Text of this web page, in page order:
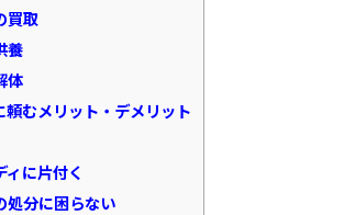
買取
養
体
むメリット・デメリット
ィに片付く
処分に困らない